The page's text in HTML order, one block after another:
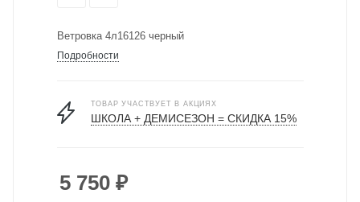
Ветровка 4л16126 черный
Подробности
ТОВАР УЧАСТВУЕТ В АКЦИЯХ
ШКОЛА + ДЕМИСЕЗОН = СКИДКА 15%
5 750₽